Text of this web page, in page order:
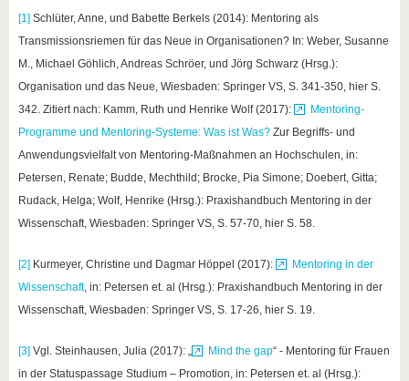
[1] Schlüter, Anne, und Babette Berkels (2014): Mentoring als
Transmissionsriemen für das Neue in Organisationen? In: Weber, Susanne
M., Michael Göhlich, Andreas Schröer, und Jörg Schwarz (Hrsg.):
Organisation und das Neue, Wiesbaden: Springer VS, S. 341-350, hier S.
342. Zitiert nach: Kamm, Ruth und Henrike Wolf (2017):
Mentoring-
Programme und Mentoring-Systeme: Was ist Was? Zur Begriffs- und
Anwendungsvielfalt von Mentoring-Maßnahmen an Hochschulen, in:
Petersen, Renate; Budde, Mechthild; Brocke, Pia Simone; Doebert, Gitta;
Rudack, Helga; Wolf, Henrike (Hrsg.): Praxishandbuch Mentoring in der
Wissenschaft, Wiesbaden: Springer VS, S. 57-70, hier S. 58.
[2] Kurmeyer, Christine und Dagmar Höppel (2017):
Mentoring in der
Wissenschaft, in: Petersen et. al (Hrsg.): Praxishandbuch Mentoring in der
Wissenschaft, Wiesbaden: Springer VS, S. 17-26, hier S. 19.
[3] Vgl. Steinhausen, Julia (2017): „ Mind the gap“ - Mentoring für Frauen
in der Statuspassage Studium – Promotion, in: Petersen et. al (Hrsg.):